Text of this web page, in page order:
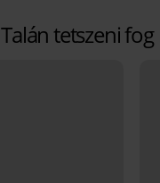
Talán tetszeni fog